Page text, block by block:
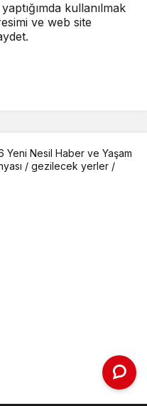
kullanılmak
ve web site
Yeni Nesil Haber ve Yaşam
/ gezilecek yerler /